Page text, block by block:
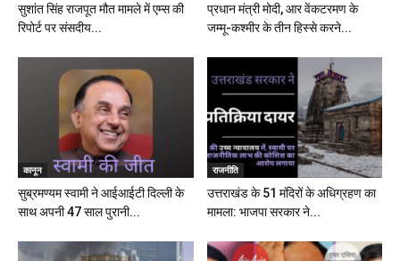
सुशांत सिंह राजपूत मौत मामले में एम्स की
रिपोर्ट पर संसदीय...
प्रधान मंत्री मोदी, आर वेंकटरमण के
जम्मू-कश्मीर के तीन हिस्से करने...
कानून
सुब्रमण्यम स्वामी ने आईआईटी दिल्ली के
साथ अपनी 47 साल पुरानी...
राजनीति
उत्तराखंड के 51 मंदिरों के अधिग्रहण का
मामला: भाजपा सरकार ने...